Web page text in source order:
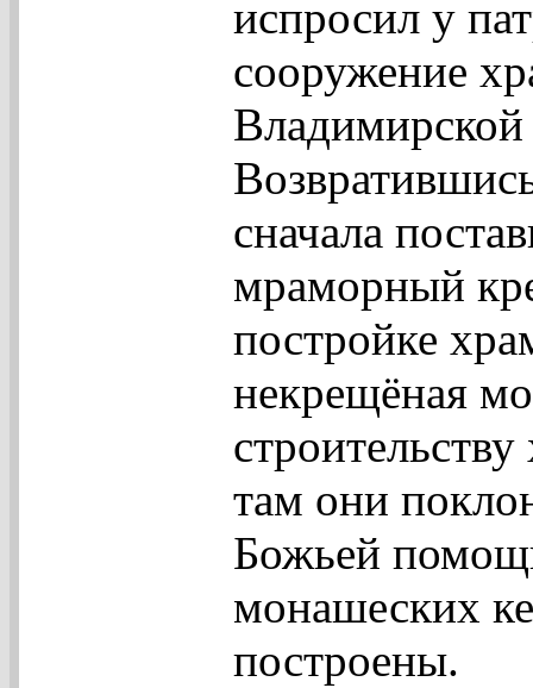
испросил у
сооружение
сначала
мраморный
постройке
некрещёная
там они
Божьей
монашеских
построены.